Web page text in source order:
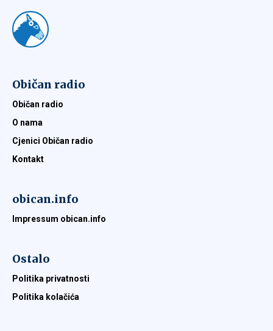
Običan radio
Običan radio
O nama
Cjenici Običan radio
Kontakt
obican.info
Impressum obican.info
Ostalo
Politika privatnosti
Politika kolačića